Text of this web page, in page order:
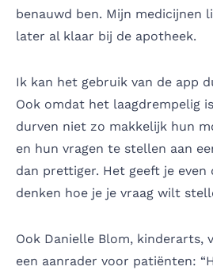
benauwd ben. Mijn medicijnen
later al klaar bij de apotheek.
Ik kan het gebruik van de app
Ook omdat het laagdrempelig
durven niet zo makkelijk hun
en hun vragen te stellen aan
dan prettiger. Het geeft je
denken hoe je je vraag wilt
Ook Danielle Blom, kinderarts,
een aanrader voor patiënten: